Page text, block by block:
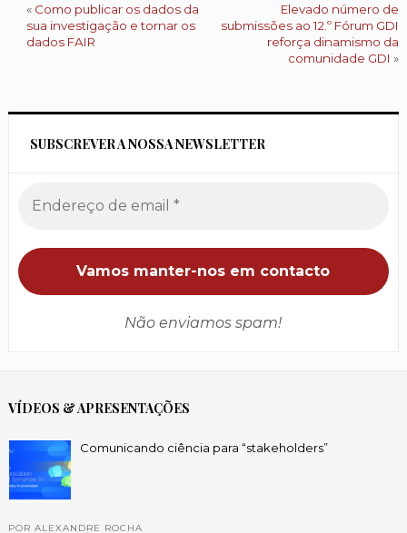
« Como publicar os dados da
sua investigação e tornar os
dados FAIR
Elevado número de
submissões ao 12.º Fórum GDI
reforça dinamismo da
comunidade GDI »
SUBSCREVER A NOSSA NEWSLETTER
Não enviamos spam!
VÍDEOS & APRESENTAÇÕES
Comunicando ciência para “stakeholders”
POR ALEXANDRE ROCHA